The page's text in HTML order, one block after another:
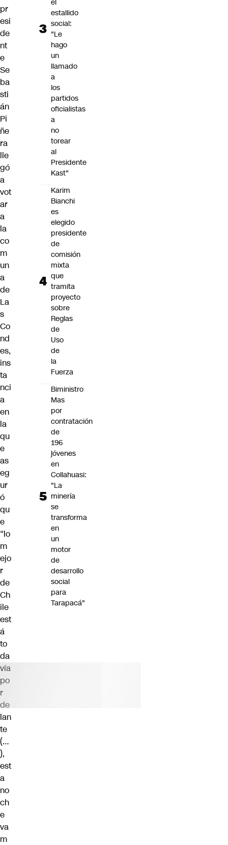
pr
esi
de
nt
e
Se
ba
sti
án
Pi
ñe
ra
lle
gó
a
vot
ar
a
la
co
m
un
a
de
La
s
Co
nd
es,
ins
ta
nci
a
en
la
qu
e
as
eg
ur
ó
qu
e
“lo
m
ejo
r
de
Ch
ile
est
á
to
da
vía
po
r
de
lan
te
(…
),
est
a
no
ch
e
va
m
el
estallido
social:
"Le
hago
un
llamado
a
los
partidos
oficialistas
a
no
torear
al
Presidente
Kast"
Karim
Bianchi
es
elegido
presidente
de
comisión
mixta
que
tramita
proyecto
sobre
Reglas
de
Uso
de
la
Fuerza
Biministro
Mas
por
contratación
de
196
jóvenes
en
Collahuasi:
"La
minería
se
transforma
en
un
motor
de
desarrollo
social
para
Tarapacá"